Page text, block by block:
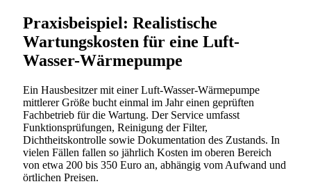
Praxisbeispiel: Realistische
Wartungskosten für eine Luft-
Wasser-Wärmepumpe
Ein Hausbesitzer mit einer Luft-Wasser-Wärmepumpe
mittlerer Größe bucht einmal im Jahr einen geprüften
Fachbetrieb für die Wartung. Der Service umfasst
Funktionsprüfungen, Reinigung der Filter,
Dichtheitskontrolle sowie Dokumentation des Zustands. In
vielen Fällen fallen so jährlich Kosten im oberen Bereich
von etwa 200 bis 350 Euro an, abhängig vom Aufwand und
örtlichen Preisen.